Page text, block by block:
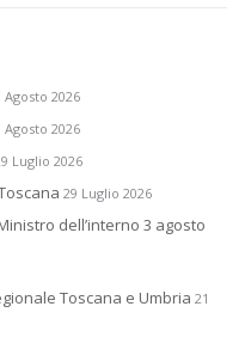
Agosto 2026
Agosto 2026
Luglio 2026
29 Luglio 2026
dell’interno 3 agosto
Toscana e Umbria 21